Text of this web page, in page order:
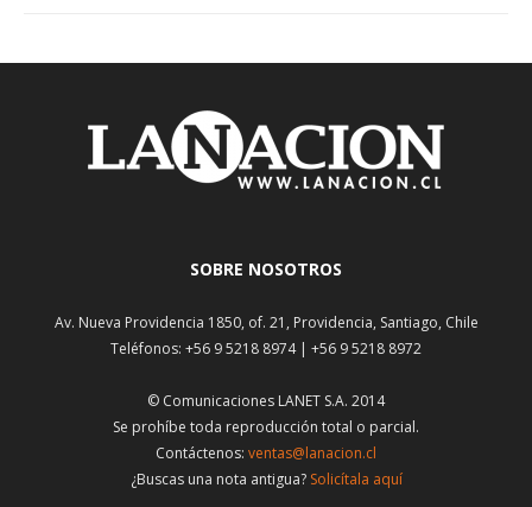
SOBRE NOSOTROS
Av. Nueva Providencia 1850, of. 21, Providencia, Santiago, Chile
Teléfonos: +56 9 5218 8974 | +56 9 5218 8972
© Comunicaciones LANET S.A. 2014
Se prohíbe toda reproducción total o parcial.
Contáctenos: ventas@lanacion.cl
¿Buscas una nota antigua? Solicítala aquí